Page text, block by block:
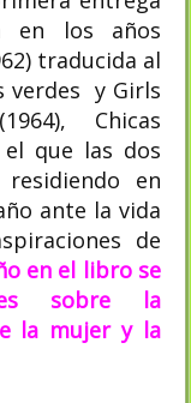
en los años
traducida al
verdes ​ y Girls
Chicas
el que las dos
en
ante la vida
de
en el libro se
sobre la
la mujer y la